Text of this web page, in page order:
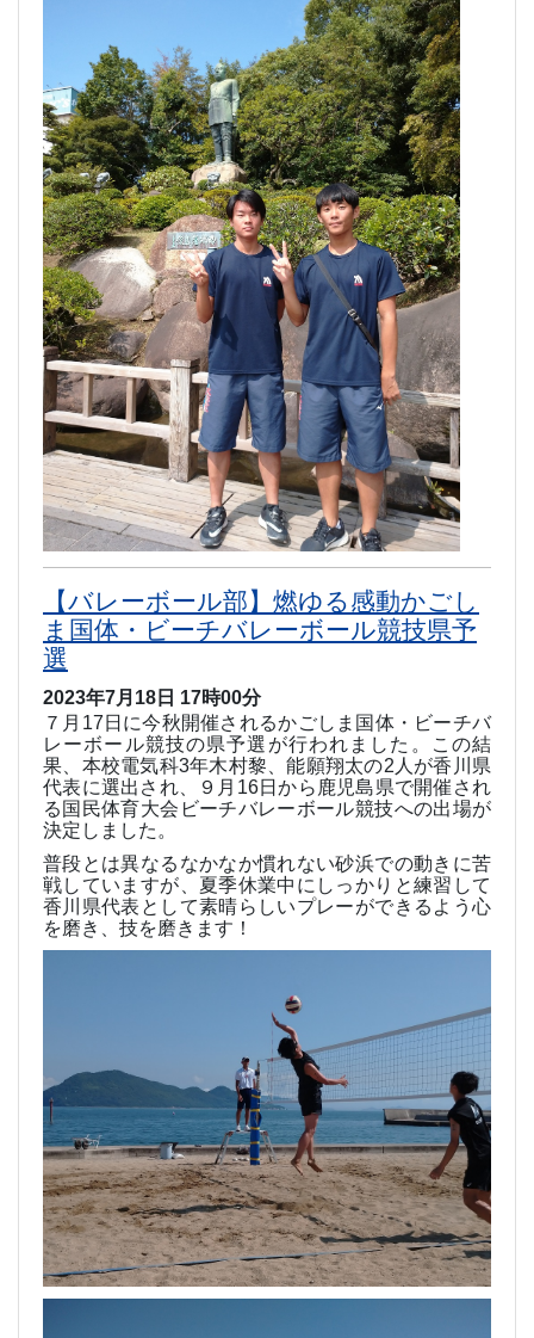
【バレーボール部】燃ゆる感動かごし
ま国体・ビーチバレーボール競技県予
選
2023年7月18日 17時00分
７月 17 日に今秋開催されるかごしま国体・ビーチバ
レーボール競技の県予選が行われました。この結
果、本校電気科3年木村黎、能願翔太の2 人が香川県
代表に選出され、９月 16日から鹿児島県で開催され
る国民体育大会ビーチバレーボール競技への出場が
決定しました。
普段とは異なるなかなか慣れない砂浜での動きに苦
戦していますが、夏季休業中にしっかりと練習して
香川県代表として素晴らしいプレーができるよう心
を磨き、技を磨きます！